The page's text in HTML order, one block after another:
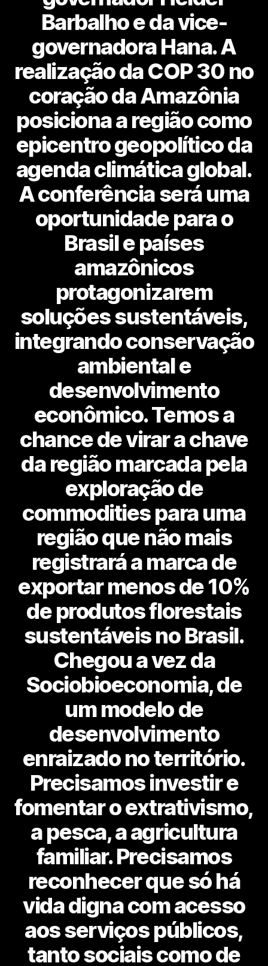
Barbalho e da vice-
governadora Hana. A
realização da COP 30 no
coração da Amazônia
posiciona a região como
epicentro geopolítico da
agenda climática global.
A conferência será uma
oportunidade para o
Brasil e países
amazônicos
protagonizarem
soluções sustentáveis,
integrando conservação
ambiental e
desenvolvimento
econômico. Temos a
chance de virar a chave
da região marcada pela
exploração de
commodities para uma
região que não mais
registrará a marca de
exportar menos de 10%
de produtos florestais
sustentáveis no Brasil.
Chegou a vez da
Sociobioeconomia, de
um modelo de
desenvolvimento
enraizado no território.
Precisamos investir e
fomentar o extrativismo,
a pesca, a agricultura
familiar. Precisamos
reconhecer que só há
vida digna com acesso
aos serviços públicos,
tanto sociais como de